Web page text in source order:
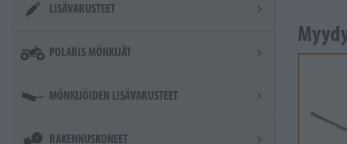
LISÄVARUSTEET
POLARIS MÖNKIJÄT
MÖNKIJÖIDEN LISÄVARUSTEET
RAKENNUSKONEET